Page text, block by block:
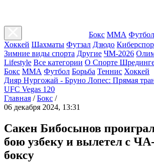
Бокс ММА Футбол
Хоккей Шахматы Футзал Дзюдо
Зимние виды спорта Другие ЧМ-2026
Lifestyle Все категории О Спорте
Бокс ММА Футбол Борьба Теннис Хоккей
Дияр Нургожай - Бруно Лопес: Прямая
UFC Vegas 120
Главная / Бокс /
06 декабря 2024, 13:31
Сакен Бибосынов
бою узбеку и вылетел с
боксу